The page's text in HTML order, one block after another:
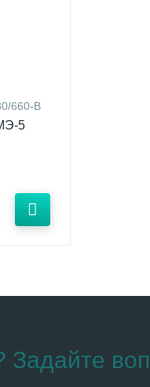
660-В
5
Задайте